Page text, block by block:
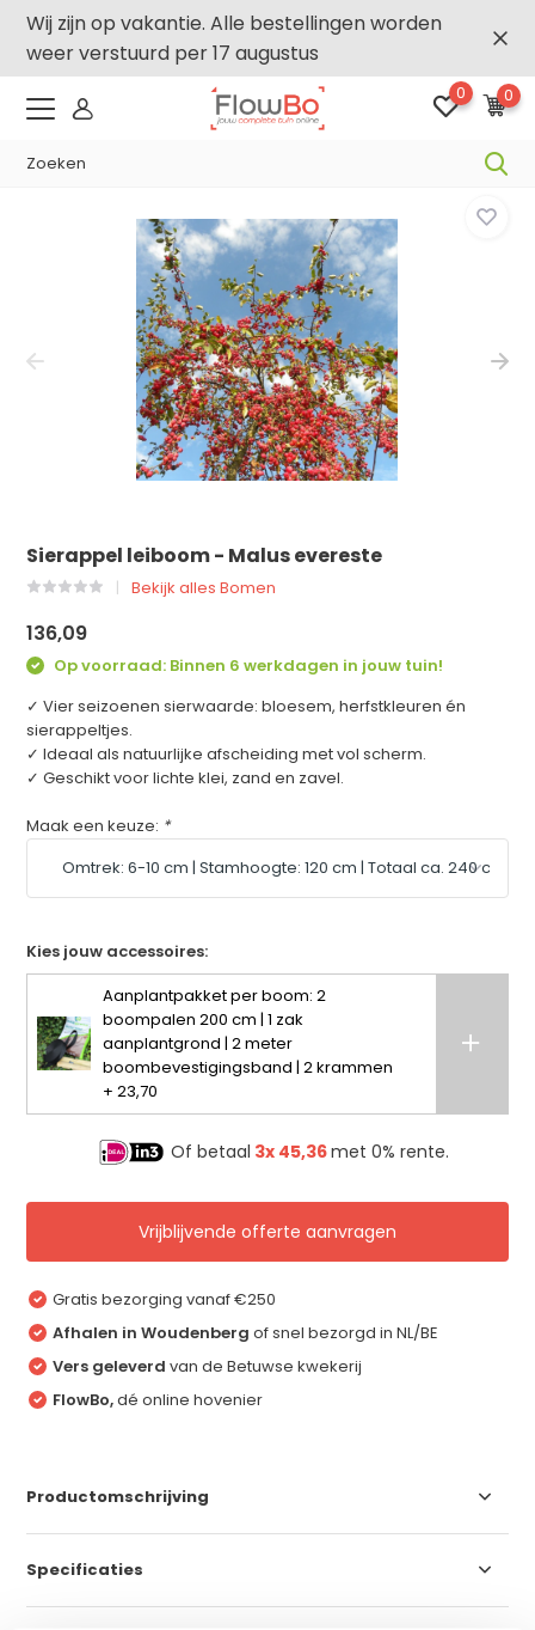
Wij zijn op vakantie. Alle bestellingen worden
weer verstuurd per 17 augustus
0 0
Sierappel leiboom - Malus evereste
Bekijk alles Bomen
136,09
Op voorraad: Binnen 6 werkdagen in jouw tuin!
✓ Vier seizoenen sierwaarde: bloesem, herfstkleuren én
sierappeltjes.
✓ Ideaal als natuurlijke afscheiding met vol scherm.
✓ Geschikt voor lichte klei, zand en zavel.
Maak een keuze: *
Kies jouw accessoires:
Aanplantpakket per boom: 2
boompalen 200 cm | 1 zak
aanplantgrond | 2 meter
boombevestigingsband | 2 krammen
+ 23,70
Of betaal 3x 45,36met 0% rente.
Vrijblijvende offerte aanvragen
Gratis bezorging vanaf €250
Afhalen in Woudenberg of snel bezorgd in NL/BE
Vers geleverd van de Betuwse kwekerij
FlowBo,dé online hovenier
Productomschrijving
Specificaties